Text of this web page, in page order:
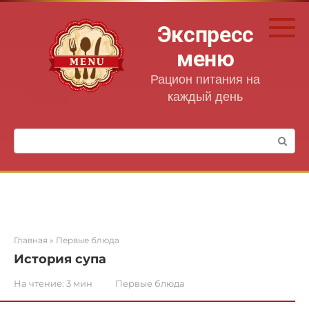
Перейти
Экспресс
меню
Рацион питания на
каждый день
Поиск:
Главная » Первые блюда
История супа
На чтение: 3 мин Первые блюда